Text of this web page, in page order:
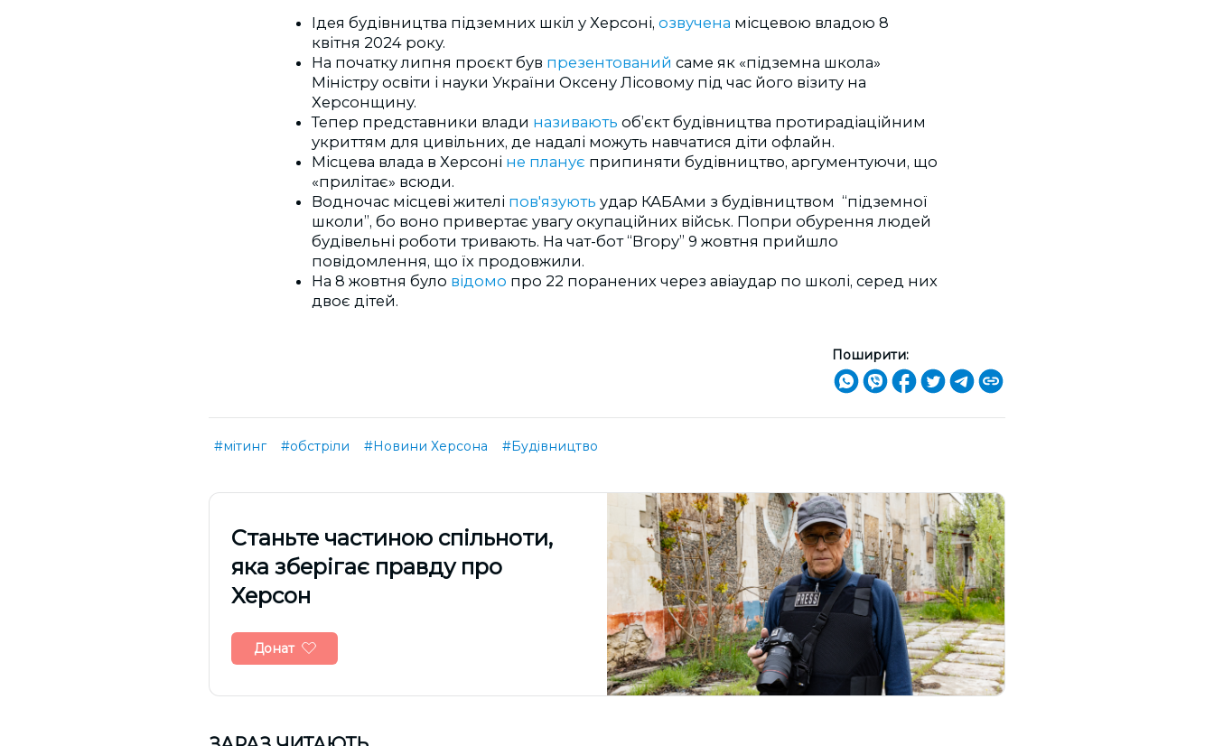
Ідея будівництва підземних шкіл у Херсоні, озвучена місцевою владою 8
квітня 2024 року.
На початку липня проєкт був презентований саме як «підземна школа»
Міністру освіти і науки України Оксену Лісовому під час його візиту на
Херсонщину.
Тепер представники влади називають об’єкт будівництва протирадіаційним
укриттям для цивільних, де надалі можуть навчатися діти офлайн.
Місцева влада в Херсоні не планує припиняти будівництво, аргументуючи, що
«прилітає» всюди.
Водночас місцеві жителі пов'язують удар КАБАми з будівництвом “підземної
школи”, бо воно привертає увагу окупаційних військ. Попри обурення людей
будівельні роботи тривають. На чат-бот “Вгору” 9 жовтня прийшло
повідомлення, що їх продовжили.
На 8 жовтня було відомо про 22 поранених через авіаудар по школі, серед них
двоє дітей.
Поширити:
#мітинг #обстріли #Новини Херсона #Будівництво
Cтаньте частиною спільноти,
яка зберігає правду про
Херсон
Донат